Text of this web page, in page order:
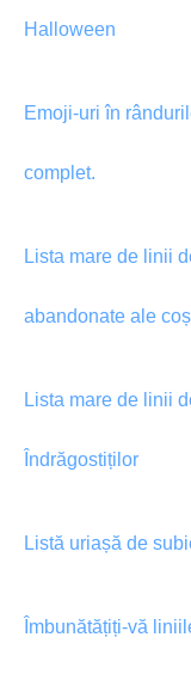
Halloween
Emoji-uri în
complet.
Lista mare de linii
abandonate ale
Lista mare de linii
Îndrăgostiților
Listă uriașă de
Îmbunătățiți-vă